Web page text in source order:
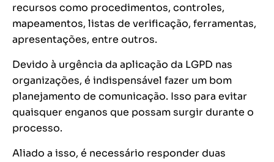
recursos como procedimentos, controles,
mapeamentos, listas de verificação, ferramentas,
apresentações, entre outros.
Devido à urgência da aplicação da LGPD nas
organizações, é indispensável fazer um bom
planejamento de comunicação. Isso para evitar
quaisquer enganos que possam surgir durante o
processo.
Aliado a isso, é necessário responder duas